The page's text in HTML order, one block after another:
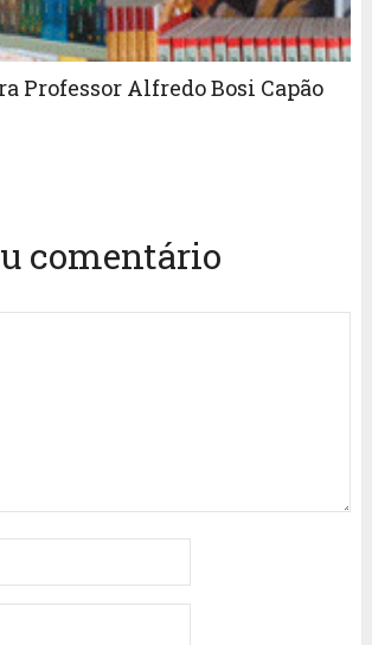
Professor Alfredo Bosi Capão
comentário